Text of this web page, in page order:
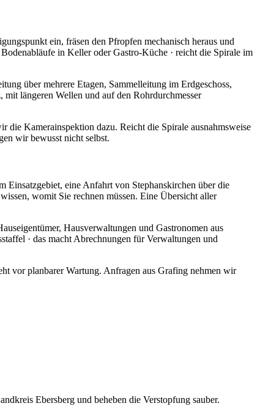
ein, fräsen den Pfropfen mechanisch heraus und
in Keller oder Gastro-Küche · reicht die Spirale im
über mehrere Etagen, Sammelleitung im Erdgeschoss,
längeren Wellen und auf den Rohrdurchmesser
Kamerainspektion dazu. Reicht die Spirale ausnahmsweise
wir bewusst nicht selbst.
Einsatzgebiet, eine Anfahrt von Stephanskirchen über die
womit Sie rechnen müssen. Eine Übersicht aller
Hausverwaltungen und Gastronomen aus
· das macht Abrechnungen für Verwaltungen und
vor planbarer Wartung. Anfragen aus Grafing nehmen wir
Ebersberg und beheben die Verstopfung sauber.